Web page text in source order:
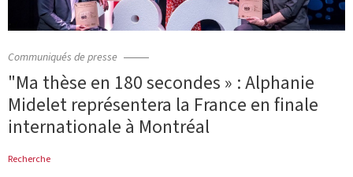
Communiqués de presse
"Ma thèse en 180 secondes » : Alphanie
Midelet représentera la France en finale
internationale à Montréal
Recherche